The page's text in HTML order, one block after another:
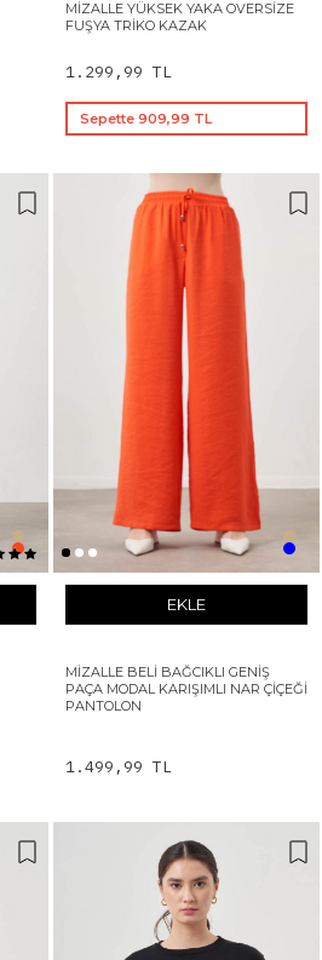
MIZALLE YÜKSEK YAKA OVERSIZE
FUŞYA TRIKO KAZAK
1.299,99 TL
Sepette 909,99 TL
EKLE
MIZALLE BELI BAĞCIKLI GENIŞ
PAÇA MODAL KARIŞIMLI NAR ÇIÇEĞI
PANTOLON
1.499,99 TL